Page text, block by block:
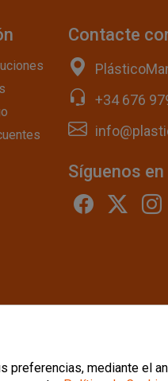
Contacte
+34 676
Síguenos en
preferencias, mediante el